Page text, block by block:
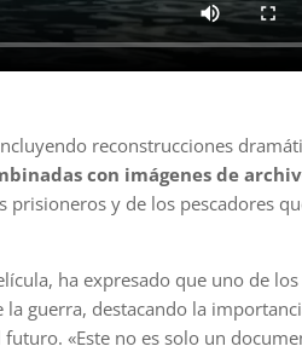
reconstrucciones
con imágenes de
prisioneros y de los pescadores
ha expresado que uno de los
guerra, destacando la
«Este no es solo un